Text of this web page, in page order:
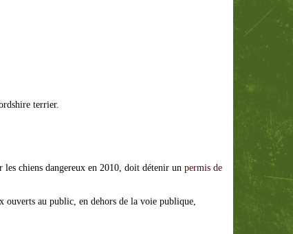
terrier.
chiens dangereux en 2010, doit détenir un permis de
ouverts au public, en dehors de la voie publique,